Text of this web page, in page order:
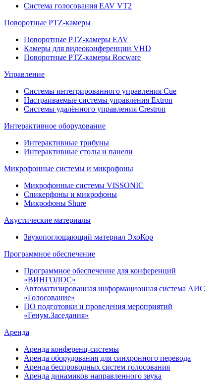
Система голосования EAV VT2
Поворотные PTZ-камеры
Поворотные PTZ-камеры EAV
Камеры для видеоконференции VHD
Поворотные PTZ-камеры Rocware
Управление
Системы интегрированного управления Cue
Настраиваемые системы управления Extron
Системы удалённого управления Crestron
Интерактивное оборудование
Интерактивные трибуны
Интерактивные столы и панели
Микрофонные системы и микрофоны
Микрофонные системы VISSONIC
Спикерфоны и микрофоны
Микрофоны Shure
Акустические материалы
Звукопоглощающий материал ЭхоКор
Программное обеспечение
Программное обеспечение для конференций
«ВИНГОЛОС»
Автоматизированная информационная система АИС
«Голосование»
ПО подготовки и проведения мероприятий
«Генум.Заседания»
Аренда
Аренда конференц-системы
Аренда оборудования для синхронного перевода
Аренда беспроводных систем голосования
Аренда динамиков направленного звука